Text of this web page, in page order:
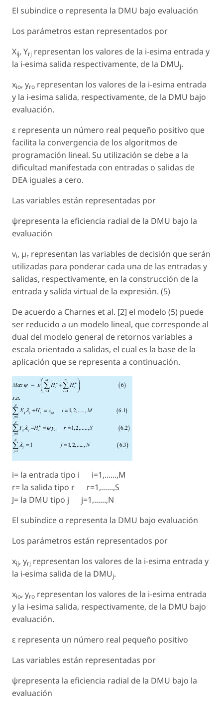
El subindice o representa la DMU bajo evaluación
Los parámetros estan representados por
Xij, Yrj representan los valores de la i-esima entrada y
la i-esima salida respectivamente, de la DMUj.
xio, yro representan los valores de la i-esima entrada
y la i-esima salida, respectivamente, de la DMU bajo
evaluación.
ε representa un número real pequeño positivo que
facilita la convergencia de los algoritmos de
programación lineal. Su utilización se debe a la
dificultad manifestada con entradas o salidas de
DEA iguales a cero.
Las variables están representadas por
ψrepresenta la eficiencia radial de la DMU bajo la
evaluación
vi, µr representan las variables de decisión que serán
utilizadas para ponderar cada una de las entradas y
salidas, respectivamente, en la construcción de la
entrada y salida virtual de la expresión. (5)
De acuerdo a Charnes et al. [2] el modelo (5) puede
ser reducido a un modelo lineal, que corresponde al
dual del modelo general de retornos variables a
escala orientado a salidas, el cual es la base de la
aplicación que se representa a continuación.
i= la entrada tipo i i=1,......,M
r= la salida tipo r r=1,......,S
J= la DMU tipo j j=1,......,N
El subíndice o representa la DMU bajo evaluación
Los parámetros están representados por
xij, yrj representan los valores de la i-esima entrada y
la i-esima salida de la DMUj.
xio, yro representan los valores de la i-esima entrada
y la i-esima salida, respectivamente, de la DMU bajo
evaluación.
ε representa un número real pequeño positivo
Las variables están representadas por
ψrepresenta la eficiencia radial de la DMU bajo la
evaluación